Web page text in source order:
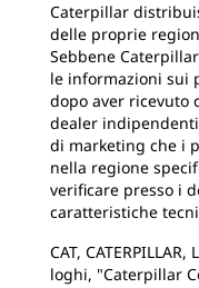
Caterpillar
delle proprie
Sebbene
le informazioni sui
dopo aver ricevuto
dealer
di marketing che i
nella regione
verificare presso i
caratteristiche
CAT,
loghi, "Caterpillar